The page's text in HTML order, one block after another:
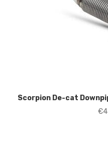
Scorpion De-cat
€